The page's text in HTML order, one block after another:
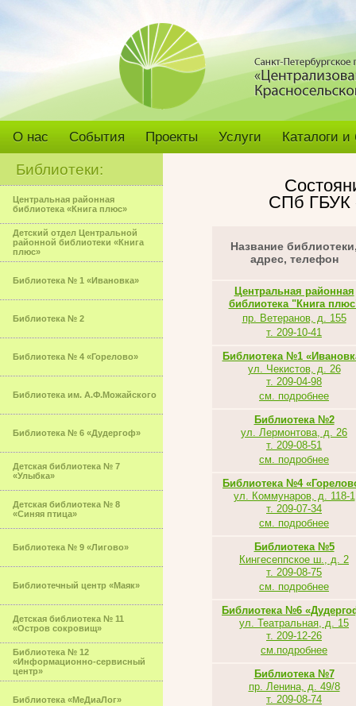
О нас События Проекты Услуги Каталоги
Библиотеки:
Центральная районная
библиотека «Книга плюс»
Детский отдел Центральной
районной библиотеки «Книга
плюс»
Библиотека № 1 «Ивановка»
Библиотека № 2
Библиотека № 4 «Горелово»
Библиотека им. А.Ф.Можайского
Библиотека № 6 «Дудергоф»
Детская библиотека № 7
«Улыбка»
Детская библиотека № 8
«Синяя птица»
Библиотека № 9 «Лигово»
Библиотечный центр «Маяк»
Детская библиотека № 11
«Остров сокровищ»
Библиотека № 12
«Информационно-сервисный
центр»
Библиотека «МеДиаЛог»
СПб ГБУК
Название
адрес, телефон
Центральная районная
библиотека "Книга
пр. Ветеранов, д. 155
т. 209-10-41
Библиотека №1
ул. Чекистов, д. 26
т. 209-04-98
см. подробнее
Библиотека №2
ул. Лермонтова, д. 26
т. 209-08-51
см. подробнее
Библиотека №4
ул. Коммунаров, д. 118-1
т. 209-07-34
см. подробнее
Библиотека №5
Кингесеппское ш., д. 2
т. 209-08-75
см. подробнее
Библиотека №6
ул. Театральная, д. 15
т. 209-12-26
см.подробнее
Библиотека №7
пр. Ленина, д. 49/8
т. 209-08-74